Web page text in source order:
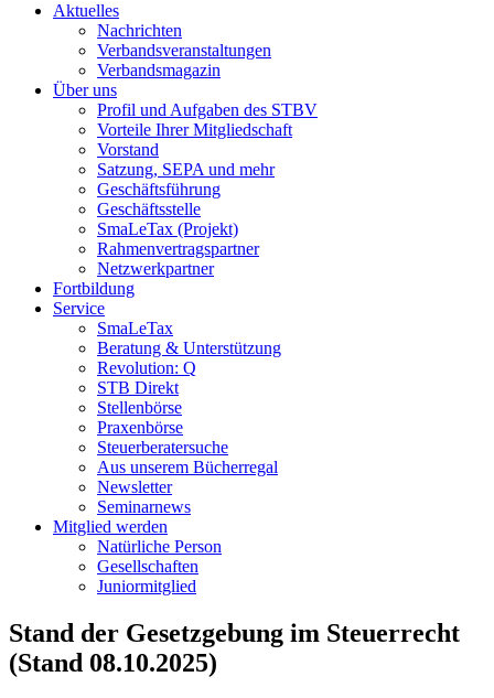
Aktuelles
Nachrichten
Verbandsveranstaltungen
Verbandsmagazin
Über uns
Profil und Aufgaben des STBV
Vorteile Ihrer Mitgliedschaft
Vorstand
Satzung, SEPA und mehr
Geschäftsführung
Geschäftsstelle
SmaLeTax (Projekt)
Rahmenvertragspartner
Netzwerkpartner
Fortbildung
Service
SmaLeTax
Beratung & Unterstützung
Revolution: Q
STB Direkt
Stellenbörse
Praxenbörse
Steuerberatersuche
Aus unserem Bücherregal
Newsletter
Seminarnews
Mitglied werden
Natürliche Person
Gesellschaften
Juniormitglied
Stand der Gesetzgebung im Steuerrecht
(Stand 08.10.2025)